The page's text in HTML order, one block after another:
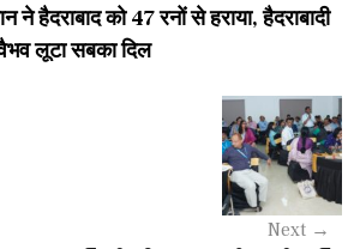
हैदराबाद को 47 रनों से हराया, हैदराबादी
लूटा सबका दिल
Next →